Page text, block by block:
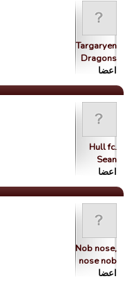
Targaryen
Dragons
اعضا
Hull fc.
Sean
اعضا
Nob nose,
nose nob
اعضا